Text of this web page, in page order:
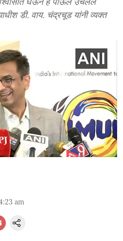
डी. वाय. चंद्रचूड यांनी व्यक्त
am